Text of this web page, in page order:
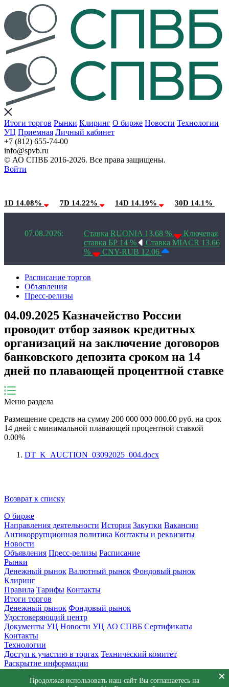
Итоги торгов Рынки Клиринг О бирже Новости Технологии
УЦ Приемная Личный кабинет
+7 (812) 655-74-00
info@spvb.ru
© АО СПВБ 2016-2026. Все права защищены.
Войти
1D 14.08% 7D 14.22% 14D 14.19% 30D 14.1%
07.08.2026: Ставка RUONIA 13.68 %
Ключевая
ставка БР 14 %
Ставка MIACR 13.66
%
CNY-RUB 12.06
Расписание торгов
Объявления
Пресс-релизы
04.09.2025 Казначейство России
проводит отбор заявок кредитных
организаций на заключение договоров
банковского депозита сроком на 14
дней по плавающей процентной ставке
Меню раздела
Размещение средств на сумму 200 000 000 000.00 руб. на срок
14 дней с минимальной плавающей процентной ставкой
0.00%
DT_K_AUCTION_03092025_004.docx
Возврат к списку
О бирже
Направления деятельности История Закупки Вакансии
Антикоррупционная политика Контакты и реквизиты
Новости
Объявления Пресс-релизы Расписание
Рынки
Денежный рынок Валютный рынок Фондовый рынок
Клиринг
Правила Тарифы Контакты
Итоги торгов
Денежный рынок Фондовый рынок
Удостоверяющий центр
Документы УЦ Новости УЦ АО СПВБ Сертификаты
Контакты
Технологии
Доступ к участию в торгах Технический комитет
Раскрытие информации
Обращения Заявка в техническую поддержку
Продолжая использовать наш сайт Вы соглашаетесь на